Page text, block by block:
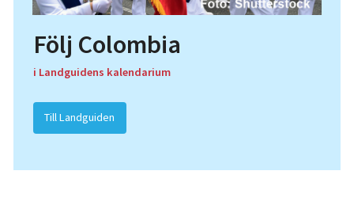
Följ Colombia
i Landguidens kalendarium
Till Landguiden